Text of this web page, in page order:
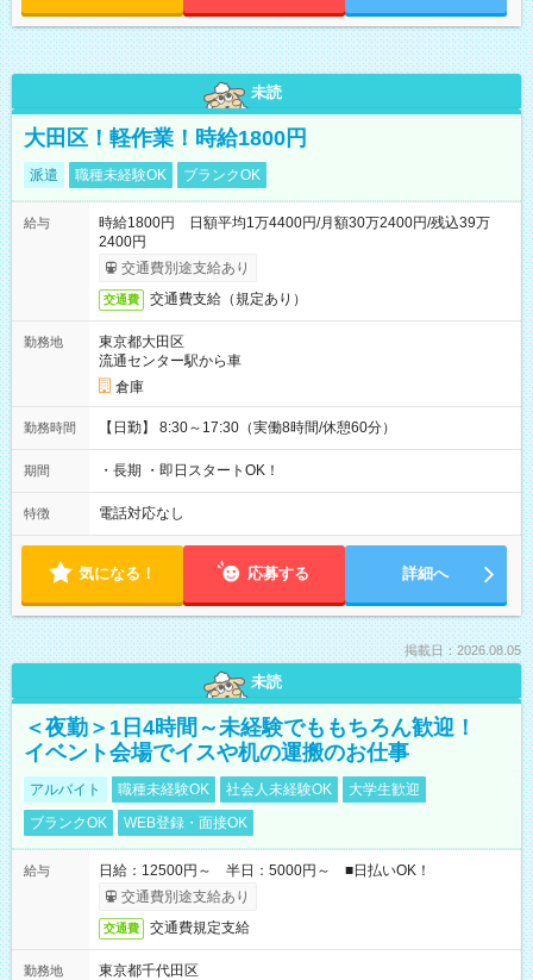
未読
大田区！軽作業！時給1800円
派遣 職種未経験OK ブランクOK
給与
時給1800円 日額平均1万4400円/月額30万2400円/残込39万
2400円
交通費別途支給あり
交通費 交通費支給（規定あり）
勤務地
東京都大田区
流通センター駅から車
倉庫
勤務時間 【日勤】 8:30～17:30（実働8時間/休憩60分）
期間 ・長期 ・即日スタートOK！
特徴 電話対応なし
気になる！ 応募する 詳細へ
掲載日：2026.08.05
未読
＜夜勤＞1日4時間～未経験でももちろん歓迎！
イベント会場でイスや机の運搬のお仕事
アルバイト 職種未経験OK 社会人未経験OK
大学生歓迎
ブランクOK
WEB登録・面接OK
給与
日給：12500円～ 半日：5000円～ ■日払いOK！
交通費別途支給あり
交通費 交通費規定支給
勤務地
東京都千代田区